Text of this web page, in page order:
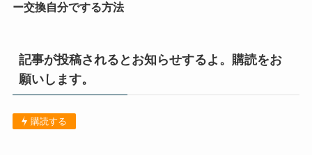
ー交換自分でする方法
記事が投稿されるとお知らせするよ。購読をお
願いします。
購読する